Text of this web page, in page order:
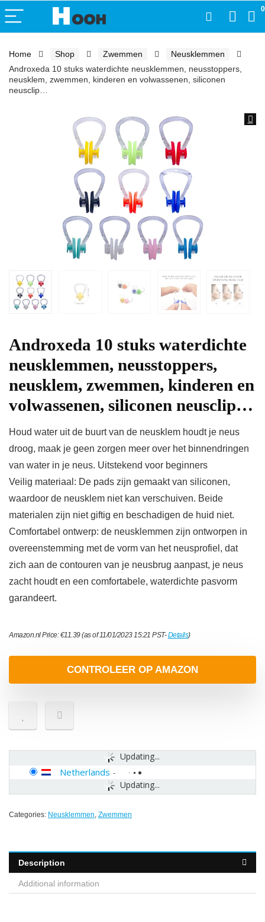
0
Home Shop Zwemmen
Neusklemmen
Androxeda 10 stuks waterdichte neusklemmen, neusstoppers,
neusklem, zwemmen, kinderen en volwassenen, siliconen
neusclip…
Androxeda 10 stuks waterdichte
neusklemmen, neusstoppers,
neusklem, zwemmen, kinderen en
volwassenen, siliconen neusclip…
Houd water uit de buurt van de neusklem houdt je neus
droog, maak je geen zorgen meer over het binnendringen
van water in je neus. Uitstekend voor beginners
Veilig materiaal: De pads zijn gemaakt van siliconen,
waardoor de neusklem niet kan verschuiven. Beide
materialen zijn niet giftig en beschadigen de huid niet.
Comfortabel ontwerp: de neusklemmen zijn ontworpen in
overeenstemming met de vorm van het neusprofiel, dat
zich aan de contouren van je neusbrug aanpast, je neus
zacht houdt en een comfortabele, waterdichte pasvorm
garandeert.
Amazon.nl Price:€11.39(as of 11/01/2023 15:21 PST-Details)
CONTROLEER OP AMAZON
Updating...
Updating...
Netherlands -
Categories: Neusklemmen, Zwemmen
Description
Additional information